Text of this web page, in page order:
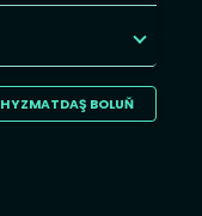
HYZMATDAŞ BOLUŇ